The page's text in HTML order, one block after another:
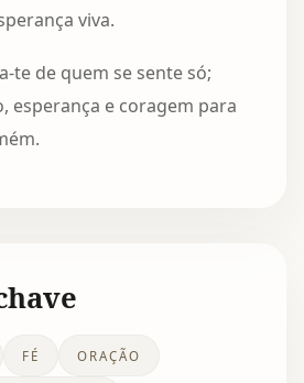
viva.
te de quem se sente só;
esperança e coragem para
FÉ ORAÇÃO